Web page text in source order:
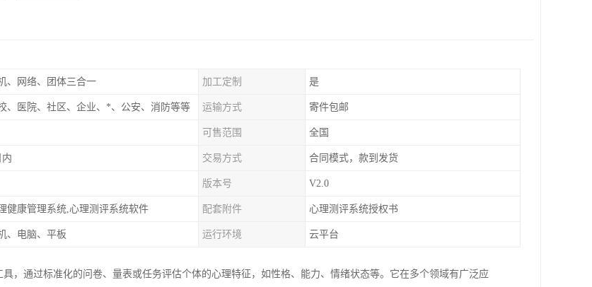
、网络、团体三合一 加工定制 是
、医院、社区、企业、*、公安、消防等等 运输方式 寄件包邮
可售范围 全国
内 交易方式 合同模式，款到发货
版本号 V2.0
健康管理系统,心理测评系统软件 配套附件 心理测评系统授权书
、电脑、平板 运行环境 云平台
，通过标准化的问卷、量表或任务评估个体的心理特征，如性格、能力、情绪状态等。它在多个领域有广泛应